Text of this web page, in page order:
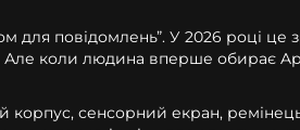
повідомлень”. У 2026 році це
коли людина вперше обирає
сенсорний екран,